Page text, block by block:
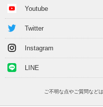
Youtube
Twitter
Instagram
LINE
ご不明な点やご質問など